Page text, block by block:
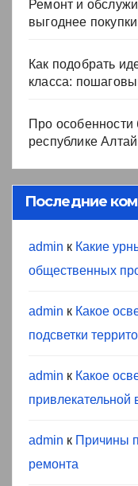
Ремонт и
выгоднее
Как подобрать
класса:
Про особенности
республике Алтай
Последние
admin к Какие
общественных
admin к Какое
подсветки
admin к Какое
привлекательной
admin к Причины
ремонта